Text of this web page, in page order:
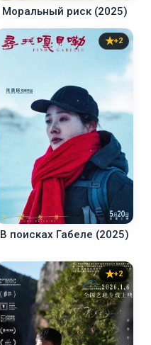
Моральный риск (2025)
+2
В поисках Габеле (2025)
+2